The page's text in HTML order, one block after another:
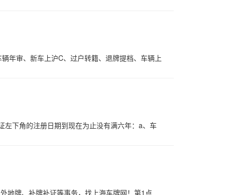
年审、新车上沪C、过户转籍、退牌提档、车辆上
下角的注册日期到现在为止没有满六年：a、车
地牌、补牌补证等事务，找上海车牌网！第1点